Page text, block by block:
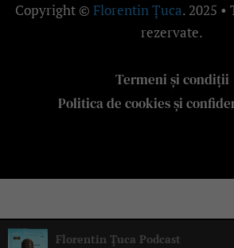
Copyright ©Florentin Țuca. 2025
rezervate.
Termeni și condiții
Politica de cookies și
Florentin Țuca Podcast
Florentin Țuca Podcast